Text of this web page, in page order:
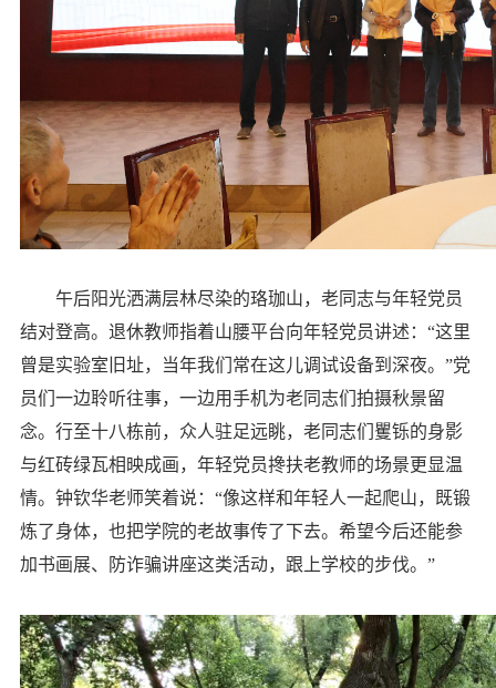
午后阳光洒满层林尽染的珞珈山，老同志与年轻党员
结对登高。退休教师指着山腰平台向年轻党员讲述：“这里
曾是实验室旧址，当年我们常在这儿调试设备到深夜。”党
员们一边聆听往事，一边用手机为老同志们拍摄秋景留
念。行至十八栋前，众人驻足远眺，老同志们矍铄的身影
与红砖绿瓦相映成画，年轻党员搀扶老教师的场景更显温
情。钟钦华老师笑着说：“像这样和年轻人一起爬山，既锻
炼了身体，也把学院的老故事传了下去。希望今后还能参
加书画展、防诈骗讲座这类活动，跟上学校的步伐。”